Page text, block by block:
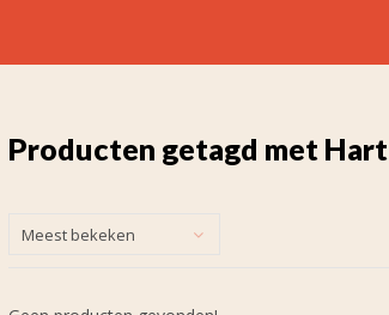
Producten getagd met Hart
Meest bekeken